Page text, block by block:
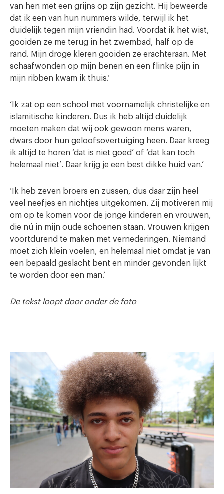
van hen met een grijns op zijn gezicht. Hij beweerde
dat ik een van hun nummers wilde, terwijl ik het
duidelijk tegen mijn vriendin had. Voordat ik het wist,
gooiden ze me terug in het zwembad, half op de
rand. Mijn droge kleren gooiden ze erachteraan. Met
schaafwonden op mijn benen en een flinke pijn in
mijn ribben kwam ik thuis.’
‘Ik zat op een school met voornamelijk christelijke en
islamitische kinderen. Dus ik heb altijd duidelijk
moeten maken dat wij ook gewoon mens waren,
dwars door hun geloofsovertuiging heen. Daar kreeg
ik altijd te horen ‘dat is niet goed’ of ‘dat kan toch
helemaal niet’. Daar krijg je een best dikke huid van.’
‘Ik heb zeven broers en zussen, dus daar zijn heel
veel neefjes en nichtjes uitgekomen. Zij motiveren mij
om op te komen voor de jonge kinderen en vrouwen,
die nú in mijn oude schoenen staan. Vrouwen krijgen
voortdurend te maken met vernederingen. Niemand
moet zich klein voelen, en helemaal niet omdat je van
een bepaald geslacht bent en minder gevonden lijkt
te worden door een man.’
De tekst loopt door onder de foto